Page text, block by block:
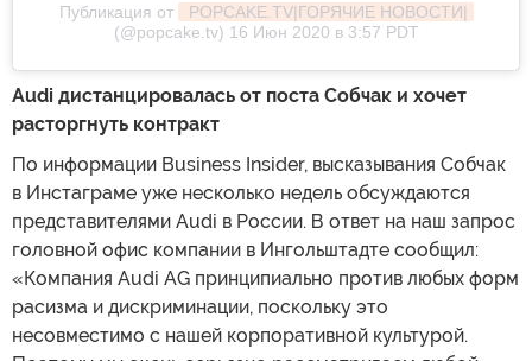
Публикация от
POPCAKE.TV|ГОРЯЧИЕ НОВОСТИ|
(@popcake.tv) 16 Июн 2020 в 3:57 PDT
Audi дистанцировалась от поста Собчак и хочет
расторгнуть контракт
По информации Business Insider, высказывания Собчак
в Инстаграме уже несколько недель обсуждаются
представителями Audi в России. В ответ на наш запрос
головной офис компании в Ингольштадте сообщил:
«Компания Audi AG принципиально против любых форм
расизма и дискриминации, поскольку это
несовместимо с нашей корпоративной культурой.